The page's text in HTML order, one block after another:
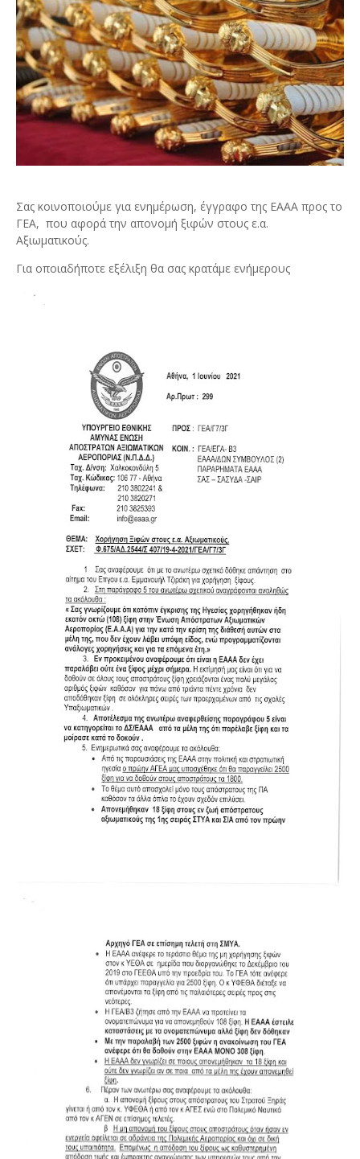
Σας κοινοποιούμε για ενημέρωση, έγγραφο της ΕΑΑΑ προς το
ΓΕΑ, που αφορά την απονομή ξιφών στους ε.α.
Αξιωματικούς.
Για οποιαδήποτε εξέλιξη θα σας κρατάμε ενήμερους